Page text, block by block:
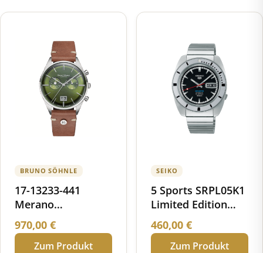
BRUNO SÖHNLE
17-13233-441
Merano
Chronograph
970,00 €
Zum Produkt
SEIKO
5 Sports SRPL05K1
Limited Edition
1968 Recreation
460,00 €
Zum Produkt